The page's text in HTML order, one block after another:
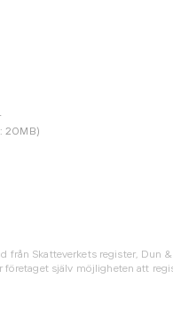
20MB)
Skatteverkets register, Dun
själv möjligheten att